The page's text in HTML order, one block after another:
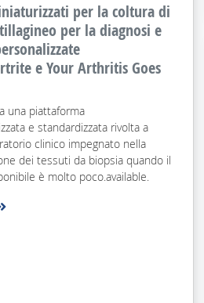
per la coltura di
per la diagnosi e
e Your Arthritis Goes
una piattaforma
e standardizzata rivolta a
clinico impegnato nella
dei tessuti da biopsia quando il
è molto poco.available.